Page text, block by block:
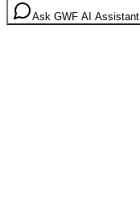
Ask GWF AI Assistant